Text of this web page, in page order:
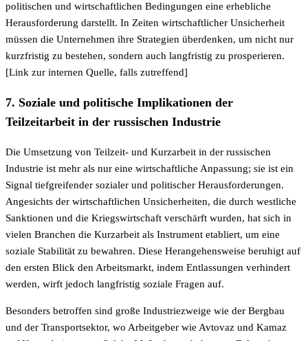
politischen und wirtschaftlichen Bedingungen eine erhebliche
Herausforderung darstellt. In Zeiten wirtschaftlicher Unsicherheit
müssen die Unternehmen ihre Strategien überdenken, um nicht nur
kurzfristig zu bestehen, sondern auch langfristig zu prosperieren.
[Link zur internen Quelle, falls zutreffend]
7. Soziale und politische Implikationen der
Teilzeitarbeit in der russischen Industrie
Die Umsetzung von Teilzeit- und Kurzarbeit in der russischen
Industrie ist mehr als nur eine wirtschaftliche Anpassung; sie ist ein
Signal tiefgreifender sozialer und politischer Herausforderungen.
Angesichts der wirtschaftlichen Unsicherheiten, die durch westliche
Sanktionen und die Kriegswirtschaft verschärft wurden, hat sich in
vielen Branchen die Kurzarbeit als Instrument etabliert, um eine
soziale Stabilität zu bewahren. Diese Herangehensweise beruhigt auf
den ersten Blick den Arbeitsmarkt, indem Entlassungen verhindert
werden, wirft jedoch langfristig soziale Fragen auf.
Besonders betroffen sind große Industriezweige wie der Bergbau
und der Transportsektor, wo Arbeitgeber wie Avtovaz und Kamaz